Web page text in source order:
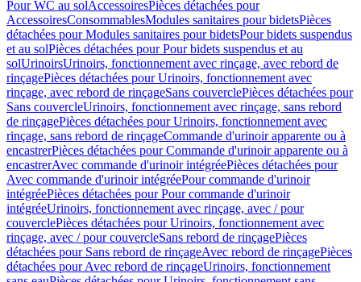
Pour WC au solAccessoiresPièces détachées pour
AccessoiresConsommablesModules sanitaires pour bidetsPièces
détachées pour Modules sanitaires pour bidetsPour bidets suspendus
et au solPièces détachées pour Pour bidets suspendus et au
solUrinoirsUrinoirs, fonctionnement avec rinçage, avec rebord de
rinçagePièces détachées pour Urinoirs, fonctionnement avec
rinçage, avec rebord de rinçageSans couverclePièces détachées pour
Sans couvercleUrinoirs, fonctionnement avec rinçage, sans rebord
de rinçagePièces détachées pour Urinoirs, fonctionnement avec
rinçage, sans rebord de rinçageCommande d'urinoir apparente ou à
encastrerPièces détachées pour Commande d'urinoir apparente ou à
encastrerAvec commande d'urinoir intégréePièces détachées pour
Avec commande d'urinoir intégréePour commande d'urinoir
intégréePièces détachées pour Pour commande d'urinoir
intégréeUrinoirs, fonctionnement avec rinçage, avec / pour
couverclePièces détachées pour Urinoirs, fonctionnement avec
rinçage, avec / pour couvercleSans rebord de rinçagePièces
détachées pour Sans rebord de rinçageAvec rebord de rinçagePièces
détachées pour Avec rebord de rinçageUrinoirs, fonctionnement